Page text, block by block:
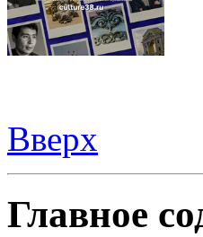
Вверх
Главное